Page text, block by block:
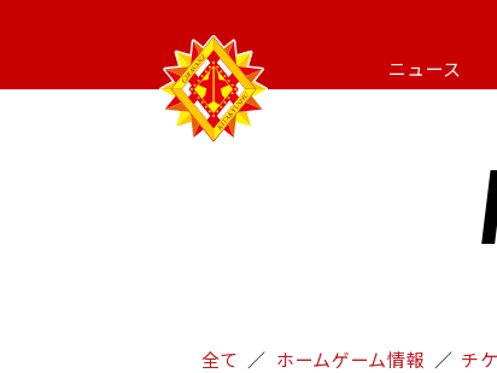
ニュース
全て ホームゲーム情報 チ